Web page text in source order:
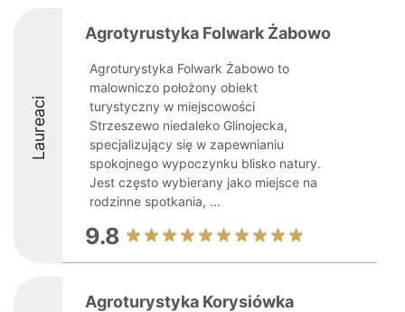
Laureaci
Agrotyrustyka Folwark Żabowo
Agroturystyka Folwark Żabowo to
malowniczo położony obiekt
turystyczny w miejscowości
Strzeszewo niedaleko Glinojecka,
specjalizujący się w zapewnianiu
spokojnego wypoczynku blisko natury.
Jest często wybierany jako miejsce na
rodzinne spotkania, ...
9.8
Agroturystyka Korysiówka